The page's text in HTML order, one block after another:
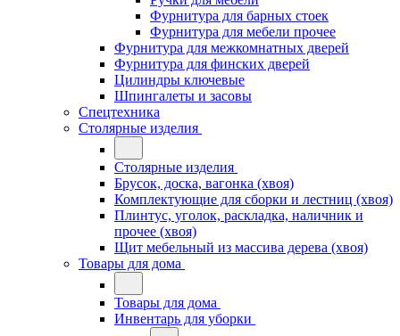
Фурнитура для барных стоек
Фурнитура для мебели прочее
Фурнитура для межкомнатных дверей
Фурнитура для финских дверей
Цилиндры ключевые
Шпингалеты и засовы
Спецтехника
Столярные изделия
Столярные изделия
Брусок, доска, вагонка (хвоя)
Комплектующие для сборки и лестниц (хвоя)
Плинтус, уголок, раскладка, наличник и
прочее (хвоя)
Щит мебельный из массива дерева (хвоя)
Товары для дома
Товары для дома
Инвентарь для уборки